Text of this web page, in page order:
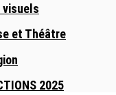
et Théâtre
2025